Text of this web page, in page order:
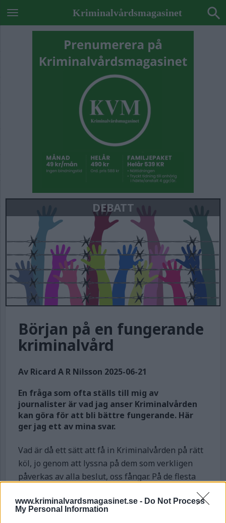
www.kriminalvardsmagasinet.se - Do Not Process
My Personal Information
Kriminalvårdsmagasinet
DEBATT
Början på en fungerande
kriminalvård
Av Ricard A R Nilsson 2025-06-21
En fråga som ofta ställs till mig av
journalister är vad jag anser Kriminalvården
kan göra för att bli bättre fungerande. Här
ger jag ett av mina svar.
Vad är då ett sätt att få in Kriminalvården på rätt
köl, jo genom att lyssna på dem som verkligen
påverkas av alla beslut, oss fångar. På de flesta
demokratiskt valda intagna som för de andras
talan gentemot framförallt anstaltsledningen.